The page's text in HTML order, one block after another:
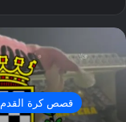
قصص كرة القدم